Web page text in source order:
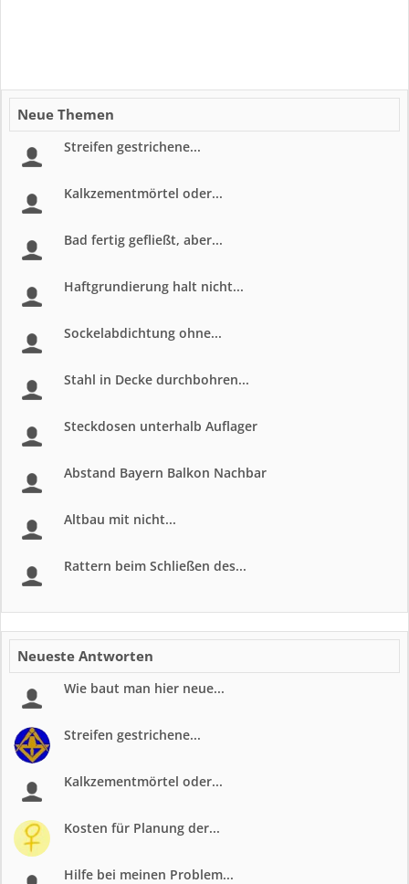
Neue Themen
Streifen gestrichene...
Kalkzementmörtel oder...
Bad fertig gefließt, aber...
Haftgrundierung halt nicht...
Sockelabdichtung ohne...
Stahl in Decke durchbohren...
Steckdosen unterhalb Auflager
Abstand Bayern Balkon Nachbar
Altbau mit nicht...
Rattern beim Schließen des...
Neueste Antworten
Wie baut man hier neue...
Streifen gestrichene...
Kalkzementmörtel oder...
Kosten für Planung der...
Hilfe bei meinen Problem...